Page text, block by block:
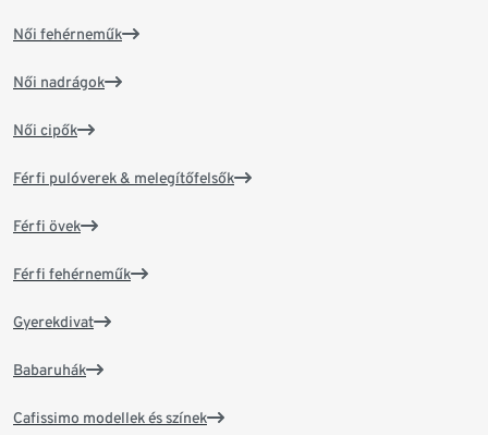
Női fehérneműk
Női nadrágok
Női cipők
Férfi pulóverek & melegítőfelsők
Férfi övek
Férfi fehérneműk
Gyerekdivat
Babaruhák
Cafissimo modellek és színek